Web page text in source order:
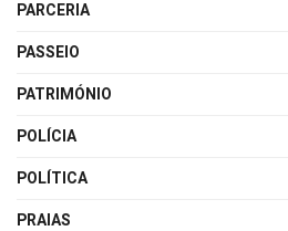
PARCERIA
PASSEIO
PATRIMÓNIO
POLÍCIA
POLÍTICA
PRAIAS